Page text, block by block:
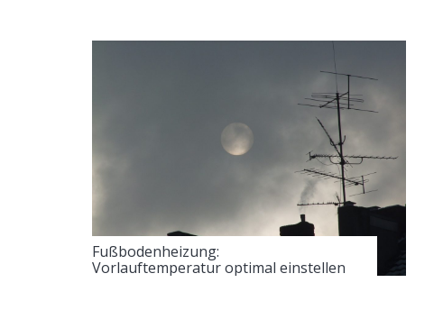
Fußbodenheizung:
Vorlauftemperatur optimal einstellen